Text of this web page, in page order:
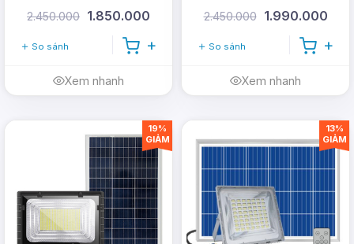
2.450.000 1.850.000
So sánh
Xem nhanh
2.450.000 1.990.000
So sánh
Xem nhanh
19%
GIẢM
13%
GIẢM